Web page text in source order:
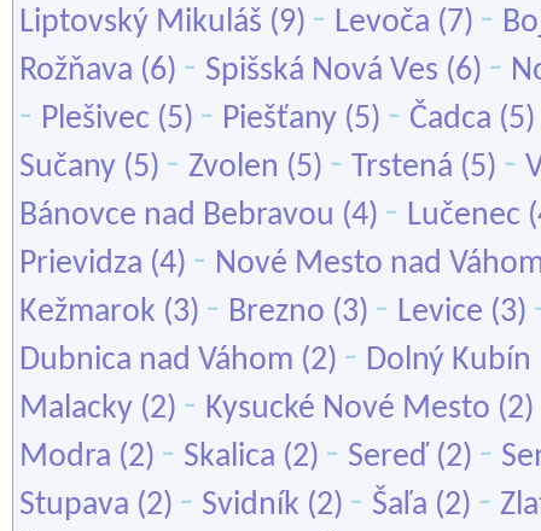
Liptovský Mikuláš (9) - Levoča (7) -
Rožňava (6) - Spišská Nová Ves (6) -
- Plešivec (5) - Piešťany (5) - Čadca (5)
Sučany (5) - Zvolen (5) - Trstená (5) -
Bánovce nad Bebravou (4) - Lučenec
Prievidza (4) - Nové Mesto nad
Kežmarok (3) - Brezno (3) - Levice (3)
Dubnica nad Váhom (2) - Dolný Kubín
Malacky (2) - Kysucké Nové Mesto (2)
Modra (2) - Skalica (2) - Sereď (2) -
Stupava (2) - Svidník (2) - Šaľa (2) -